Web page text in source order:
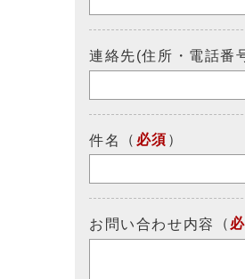
連絡先(住所・電話番
件名 （ 必須 ）
お問い合わせ内容 （